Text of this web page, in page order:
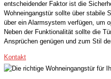
entscheidender Faktor ist die
Wohneingangstür sollte über stabile
über ein Alarmsystem verfügen, um
Neben der Funktionalität sollte die
Ansprüchen genügen und zum Stil
Kontakt